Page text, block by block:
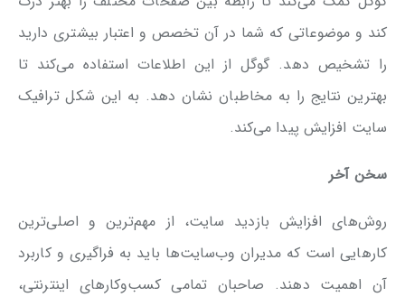
کند و موضوعاتی که شما در آن تخصص و اعتبار بیشتری دارید
را تشخیص دهد. گوگل از این اطلاعات استفاده می‌کند تا
بهترین نتایج را به مخاطبان نشان دهد. به این شکل ترافیک
سایت افزایش پیدا می‌کند.
سخن آخر
روش‌های افزایش بازدید سایت، از مهم‌ترین و اصلی‌ترین
کارهایی است که مدیران وب‌سایت‌ها باید به فراگیری و کاربرد
آن اهمیت دهند. صاحبان تمامی کسب‌وکارهای اینترنتی،